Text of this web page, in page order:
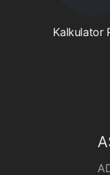
Kalkulator